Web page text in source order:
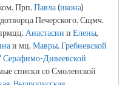
Прп.Павла(икона)
Печерского. Сщмч.
Анастасии и Елены,
и мц.Мавры.Гребневской
Серафимо-Дивеевской
списки со Смоленской